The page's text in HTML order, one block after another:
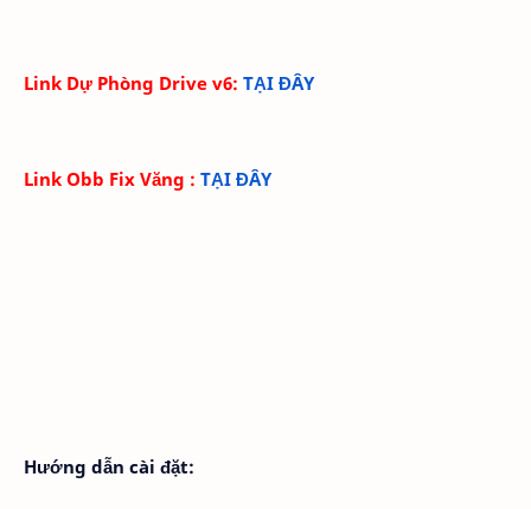
Link Dự Phòng Drive v6: TẠI ĐÂY
Link Obb Fix Văng : TẠI ĐÂY
Hướng dẫn cài đặt: